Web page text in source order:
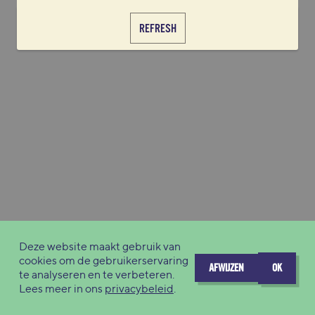
REFRESH
Deze website maakt gebruik van
cookies om de gebruikerservaring
te analyseren en te verbeteren.
Lees meer in ons privacybeleid.
AFWIJZEN OK